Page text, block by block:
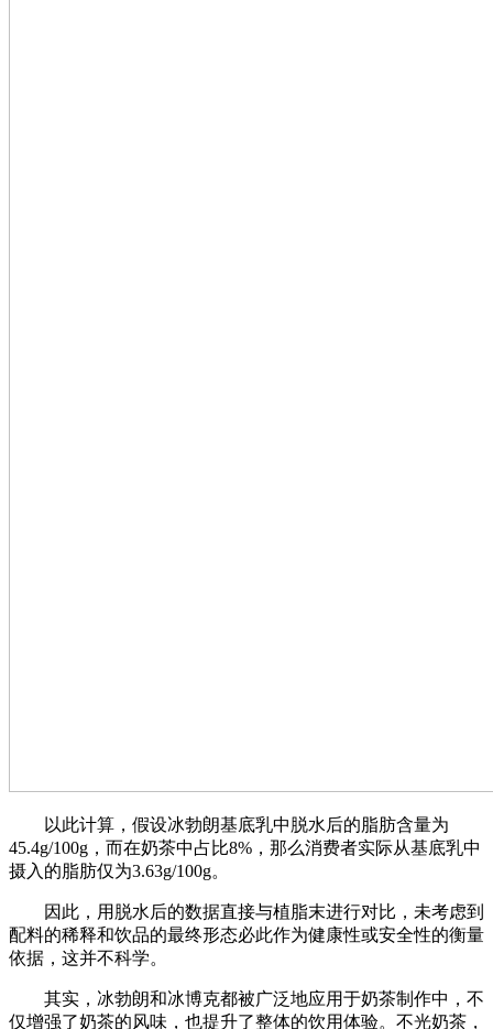
以此计算，假设冰勃朗基底乳中脱水后的脂肪含量为
45.4g/100g，而在奶茶中占比8%，那么消费者实际从基底乳中
摄入的脂肪仅为3.63g/100g。
因此，用脱水后的数据直接与植脂末进行对比，未考虑到
配料的稀释和饮品的最终形态必此作为健康性或安全性的衡量
依据，这并不科学。
其实，冰勃朗和冰博克都被广泛地应用于奶茶制作中，不
仅增强了奶茶的风味，也提升了整体的饮用体验。不光奶茶，